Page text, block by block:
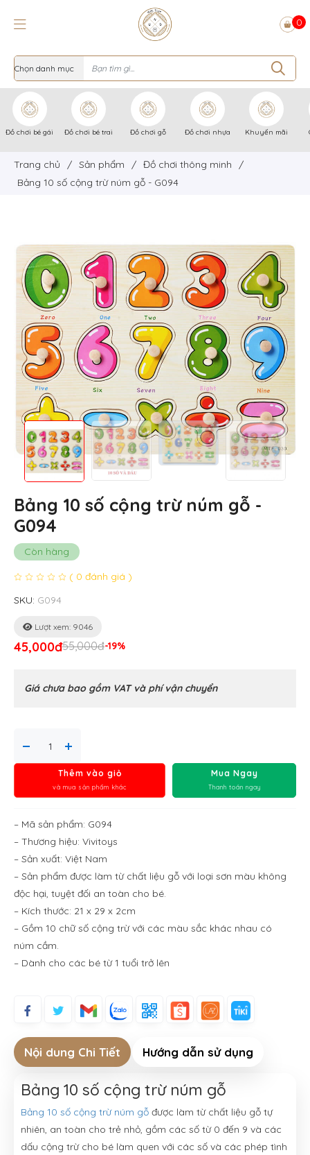
0
Đồ chơi bé gái Đồ chơi bé trai Đồ chơi gỗ Đồ chơi nhựa Khuyến mãi
Trang chủ / Sản phẩm / Đồ chơi thông minh
/
Bảng 10 số cộng trừ núm gỗ - G094
Bảng 10 số cộng trừ núm gỗ -
G094
Còn hàng
( 0 đánh giá )
SKU: G094
Lượt xem: 9046
45,000đ55,000đ-19%
Giá chưa bao gồm VAT và phí vận chuyển
Thêm vào giỏ
và mua sản phẩm khác
Mua Ngay
Thanh toán ngay
– Mã sản phẩm: G094
– Thương hiệu: Vivitoys
– Sản xuất: Việt Nam
– Sản phẩm được làm từ chất liệu gỗ với loại sơn màu không
độc hại, tuyệt đối an toàn cho bé.
– Kích thước: 21 x 29 x 2cm
– Gồm 10 chữ số cộng trừ với các màu sắc khác nhau có
núm cầm.
– Dành cho các bé từ 1 tuổi trở lên
Nội dung Chi Tiết Hướng dẫn sử dụng
Bảng 10 số cộng trừ núm gỗ
Bảng 10 số cộng trừ núm gỗ được làm từ chất liệu gỗ tự
nhiên, an toàn cho trẻ nhỏ, gồm các số từ 0 đến 9 và các
dấu cộng trừ cho bé làm quen với các số và các phép tình